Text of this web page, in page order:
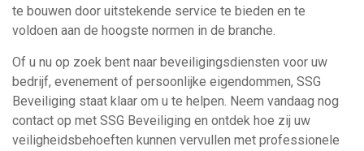
te bouwen door uitstekende service te bieden en te
voldoen aan de hoogste normen in de branche.
Of u nu op zoek bent naar beveiligingsdiensten voor uw
bedrijf, evenement of persoonlijke eigendommen, SSG
Beveiliging staat klaar om u te helpen. Neem vandaag nog
contact op met SSG Beveiliging en ontdek hoe zij uw
veiligheidsbehoeften kunnen vervullen met professionele